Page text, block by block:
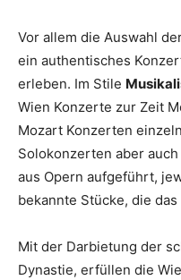
Vor allem die Auswahl
ein authentisches
erleben. Im Stile
Wien Konzerte zur Zeit
Mozart Konzerten
Solokonzerten aber
aus Opern aufgeführt,
bekannte Stücke, die
Mit der Darbietung der
Dynastie, erfüllen die